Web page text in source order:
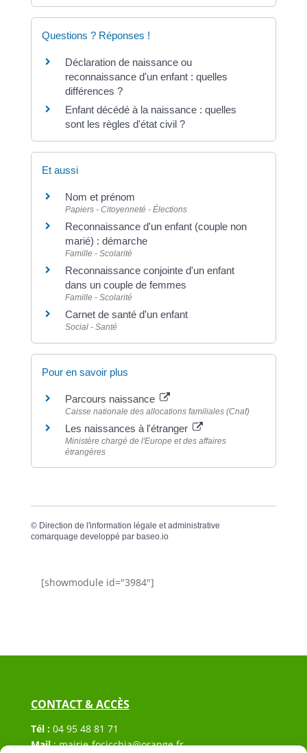
Questions ? Réponses !
Déclaration de naissance ou
reconnaissance d'un enfant : quelles
différences ?
Enfant décédé à la naissance : quelles
sont les règles d'état civil ?
Et aussi
Nom et prénom
Papiers - Citoyenneté - Élections
Reconnaissance d'un enfant (couple non
marié) : démarche
Famille - Scolarité
Reconnaissance conjointe d'un enfant
dans un couple de femmes
Famille - Scolarité
Carnet de santé d'un enfant
Social - Santé
Pour en savoir plus
Parcours naissance
Caisse nationale des allocations familiales (Cnaf)
Les naissances à l'étranger
Ministère chargé de l'Europe et des affaires
étrangères
© Direction de l'information légale et administrative
comarquage developpé par baseo.io
[showmodule id="3984"]
CONTACT & ACCÈS
Tél : 04 95 48 81 71
Mail:mairie-focicchia@orange.fr